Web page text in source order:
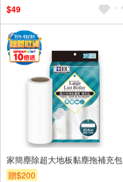
$49
家簡塵除超大地板黏塵拖補充包
贈$200